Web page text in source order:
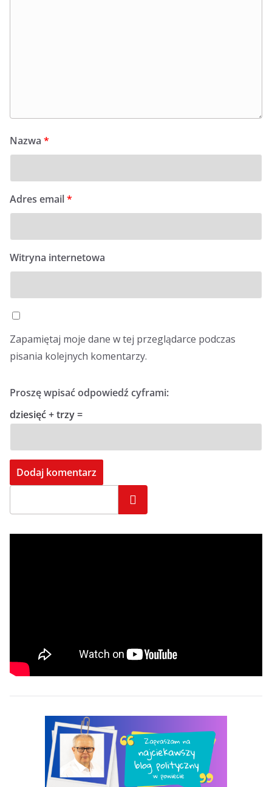
Nazwa *
Adres email*
Witryna internetowa
Zapamiętaj moje dane w tej przeglądarce podczas
pisania kolejnych komentarzy.
Proszę wpisać odpowiedź cyframi:
dziesięć + trzy =
Szukaj